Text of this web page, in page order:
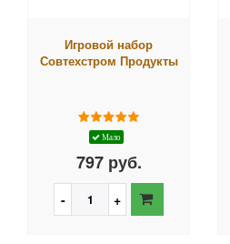
Игровой набор
Совтехстром Продукты
Мало
797 руб.